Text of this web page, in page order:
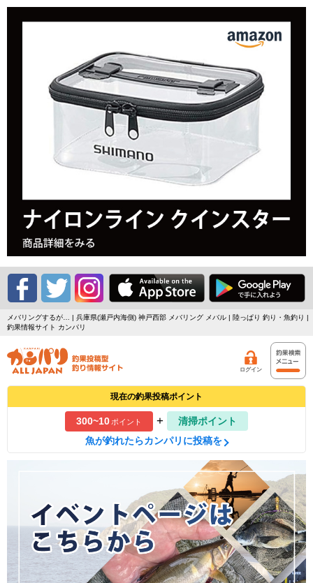
メバリングするが… | 兵庫県(瀬戸内海側) 神戸西部 メバリング メバル | 陸っぱり 釣り・魚釣り |
釣果情報サイト カンパリ
ログイン
現在の釣果投稿ポイント
300~10ポイント +
清掃ポイント
魚が釣れたらカンパリに投稿を